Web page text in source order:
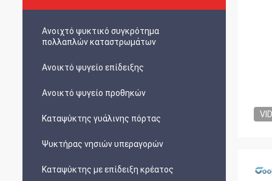
Ανοιχτό ψυκτικό συγκρότημα
πολλαπλών καταστρωμάτων
Ανοικτό ψυγείο επίδειξης
Ανοικτό ψυγείο προθηκών
Καταψύκτης γυάλινης πόρτας
Ψυκτήρας νησιών υπεραγορών
Καταψύκτης με επίδειξη κρέατος